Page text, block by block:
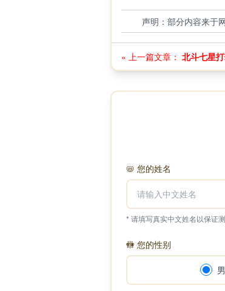
声明：部分内容来于
« 上一篇文章： 北斗七星
📛 您的姓名
* 请填写真实中文姓名以保证
🚻 您的性别